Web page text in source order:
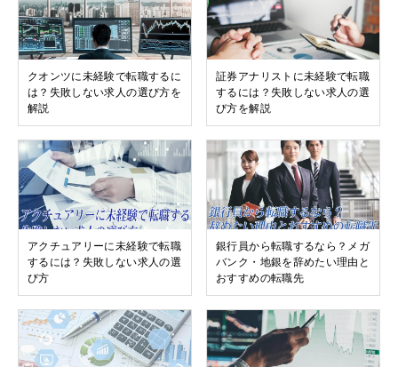
クオンツに未経験で転職するに
は？失敗しない求人の選び方を
解説
証券アナリストに未経験で転職
するには？失敗しない求人の選
び方を解説
アクチュアリーに未経験で転職
するには？失敗しない求人の選
び方
銀行員から転職するなら？メガ
バンク・地銀を辞めたい理由と
おすすめの転職先